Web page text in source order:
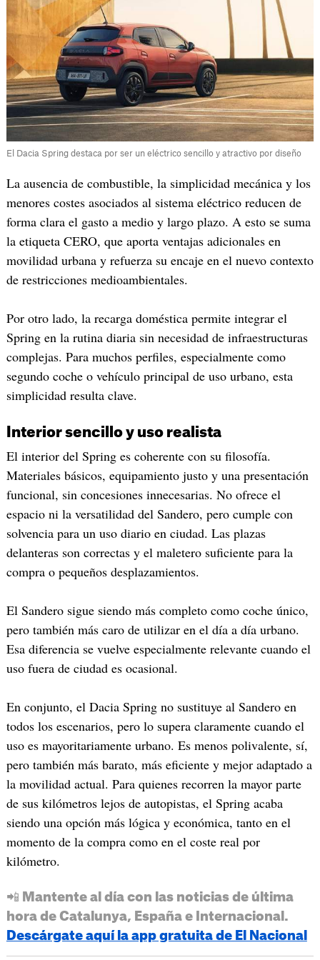
El Dacia Spring destaca por ser un eléctrico sencillo y atractivo por diseño
La ausencia de combustible, la simplicidad mecánica y los
menores costes asociados al sistema eléctrico reducen de
forma clara el gasto a medio y largo plazo. A esto se suma
la etiqueta CERO, que aporta ventajas adicionales en
movilidad urbana y refuerza su encaje en el nuevo contexto
de restricciones medioambientales.
Por otro lado, la recarga doméstica permite integrar el
Spring en la rutina diaria sin necesidad de infraestructuras
complejas. Para muchos perfiles, especialmente como
segundo coche o vehículo principal de uso urbano, esta
simplicidad resulta clave.
Interior sencillo y uso realista
El interior del Spring es coherente con su filosofía.
Materiales básicos, equipamiento justo y una presentación
funcional, sin concesiones innecesarias. No ofrece el
espacio ni la versatilidad del Sandero, pero cumple con
solvencia para un uso diario en ciudad. Las plazas
delanteras son correctas y el maletero suficiente para la
compra o pequeños desplazamientos.
El Sandero sigue siendo más completo como coche único,
pero también más caro de utilizar en el día a día urbano.
Esa diferencia se vuelve especialmente relevante cuando el
uso fuera de ciudad es ocasional.
En conjunto, el Dacia Spring no sustituye al Sandero en
todos los escenarios, pero lo supera claramente cuando el
uso es mayoritariamente urbano. Es menos polivalente, sí,
pero también más barato, más eficiente y mejor adaptado a
la movilidad actual. Para quienes recorren la mayor parte
de sus kilómetros lejos de autopistas, el Spring acaba
siendo una opción más lógica y económica, tanto en el
momento de la compra como en el coste real por
kilómetro.
📲 Mantente al día con las noticias de última
hora de Catalunya, España e Internacional.
Descárgate aquí la app gratuita de El Nacional